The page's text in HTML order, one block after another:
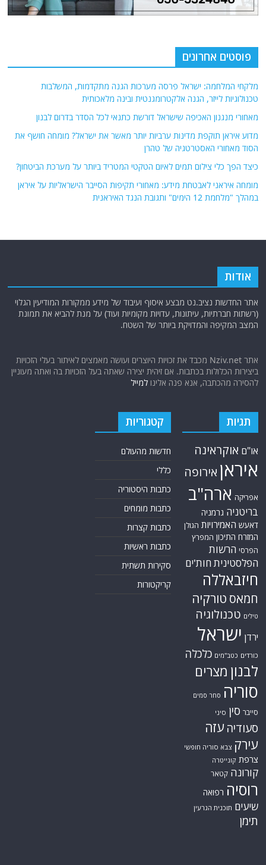
פוסטים אחרונים
מלקחי המלחמה: ישראל פרסה מערכות הגנה מתקדמות, המשלבות
טכנולוגיות לייזר, הגנה אלקטרומגנטית ובינה מלאכותית
מאחורי מנגנון האכיפה שישראל דורשת כתנאי לכל הסדר בדרום לבנון
מדוע איראן תוקפת מדינות ערביות יותר מאשר את ישראל? מומחה חושף את
הסוד מאחורי האסטרטגיה של טהרן
כיצד הפך כלי צילום תמים לאיום הטקטי המטריד ביותר על מערכת הביטחון?
מומחה איראני לאבטחת מידע: מאחורי תקיפות הסייבר הישראליות על איראן
במהלך "מלחמת 12 הימים" ותגובת הנגד האיראנית
אודות
אתר החדשות נציב.נט מבצע איסוף ועיבוד של מידע ממקורות המודיעין הגלוי
(רשתות חברתיות, עיתונות, עדויות מקומיות ועוד) על מנת להביא את תמונת
המצב המקיפה והמדויקת ביותר של השטח.
אתר Nziv.net מכבד את זכויות היוצרים ועושה מאמצים לאיתור בעלי הזכויות
ביצירות הכלולות בכתבות. אם זיהית יצירה שאתה בעל הזכויות בה ואתה מעוניין
להסירה מהכתבה, אנא פנה אלינולמייל
תגיות
או"ם אוקראינה
איראן אירופה
אפריקה ארה"ב
בריטניה גרמניה
דאעש האמירויות הגולן
המזרח התיכון המפרץ
הפרסי הרשות
הפלסטיניתחות'ים
חיזבאללה
חמאס טורקיה
טילים טכנולוגיה
ירדן ישראל
כורדים כטב"מים כלכלה
לבנון מצרים
סוריה סחר סמים
סייבר סין סיני
סעודיה עזה
עירק צבא סוריה חופשי
צרפת קונייטרה
קורונה קטאר
רוסיה רפואה
שיעים תוכנית הגרעין
תימן
קטגוריות
חדשות מהעולם
כללי
כתבות היסטוריה
כתבות מומחים
כתבות קצרות
כתבות ראשיות
סקירות תשתית
קריקטורות